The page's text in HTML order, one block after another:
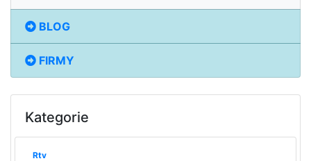
BLOG
FIRMY
Kategorie
Rtv